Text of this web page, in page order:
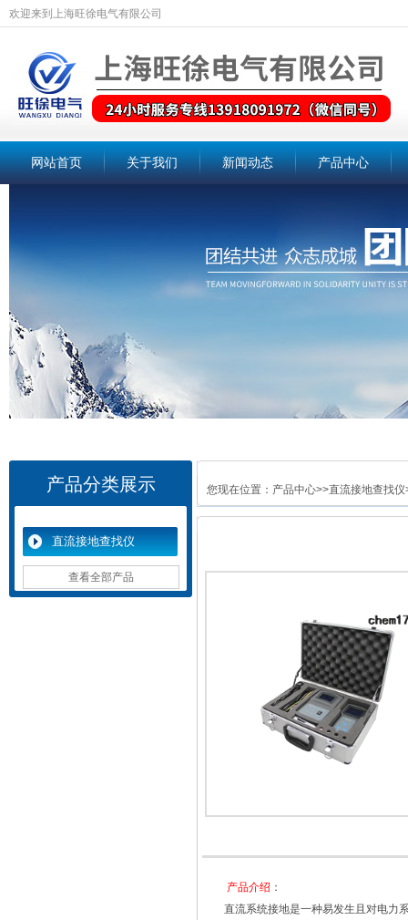
欢迎来到上海旺徐电气有限公司
网站首页 关于我们 新闻动态 产品中心
产品分类展示
直流接地查找仪
查看全部产品
您现在位置： 产品中心>>直流接地查找仪
产品介绍 ：
直流系统接地是一种易发生且对电力系